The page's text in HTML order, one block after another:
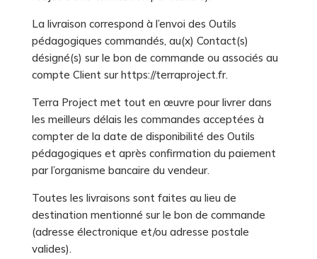
La livraison correspond à l’envoi des Outils
pédagogiques commandés, au(x) Contact(s)
désigné(s) sur le bon de commande ou associés au
compte Client sur https://terraproject.fr.
Terra Project met tout en œuvre pour livrer dans
les meilleurs délais les commandes acceptées à
compter de la date de disponibilité des Outils
pédagogiques et après confirmation du paiement
par l’organisme bancaire du vendeur.
Toutes les livraisons sont faites au lieu de
destination mentionné sur le bon de commande
(adresse électronique et/ou adresse postale
valides).